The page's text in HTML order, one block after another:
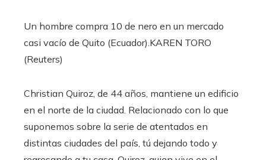
Un hombre compra 10 de nero en un mercado
casi vacío de Quito (Ecuador).KAREN TORO
(Reuters)
Christian Quiroz, de 44 años, mantiene un edificio
en el norte de la ciudad. Relacionado con lo que
suponemos sobre la serie de atentados en
distintas ciudades del país, tú dejando todo y